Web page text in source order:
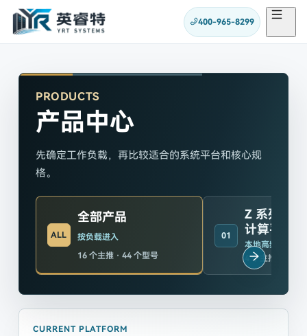
400-965-8299
PRODUCTS
产品中心
先确定工作负载，再比较适合的系统平台和核心规
格。
ALL
全部产品
按负载进入
16个主推 · 44个型号
01
Z 系列塔
计算平台
本地高频交互
个主推 ·
CURRENT PLATFORM